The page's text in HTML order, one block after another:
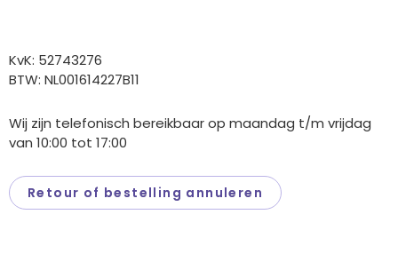
KvK: 52743276
BTW: NL001614227B11
Wij zijn telefonisch bereikbaar op maandag t/m vrijdag
van 10:00 tot 17:00
Retour of bestelling annuleren